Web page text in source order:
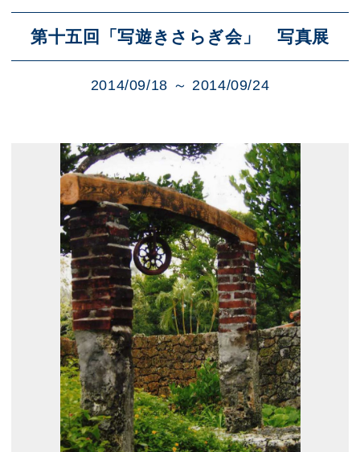
第十五回「写遊きさらぎ会」 写真展
2014/09/18 ～ 2014/09/24
アクセス
展示のお申し込み